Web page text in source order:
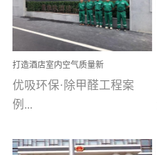
内空气治理项目深圳安居
乐寓 深圳市安居乐寓
为深圳安居集团旗下城...
打造酒店室内空气质量新
标杆——优吸环保·标杆之
作：东莞美豪雅致酒店室
内空气治理工程纪实
优吸环保·除甲醛工程案
例...